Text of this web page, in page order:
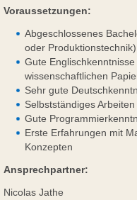
Voraussetzungen:
Abgeschlossenes
oder Produktionstechnik)
Gute
wissenschaftlichen
Sehr gute
Selbstständiges
Gute
Erste Erfahrungen mit
Konzepten
Ansprechpartner:
Nicolas Jathe